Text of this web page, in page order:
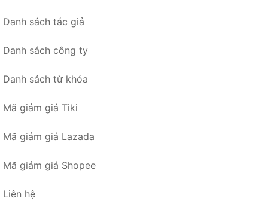
Danh sách tác giả
Danh sách công ty
Danh sách từ khóa
Mã giảm giá Tiki
Mã giảm giá Lazada
Mã giảm giá Shopee
Liên hệ